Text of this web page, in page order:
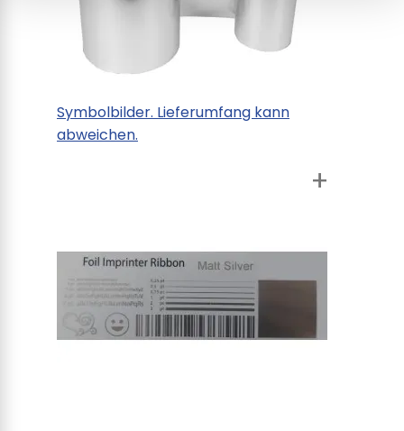
Symbolbilder. Lieferumfang kann
abweichen.
+